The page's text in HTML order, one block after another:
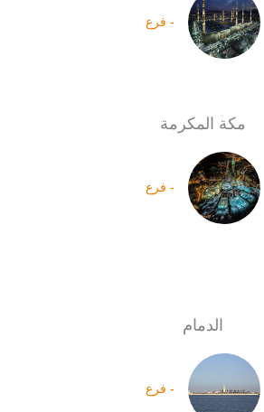
- فرع
مكة المكرمة
- فرع
الدمام
- فرع